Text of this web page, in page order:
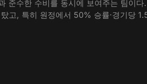
준수한 수비를 동시에 보여주는 팀이다.
, 특히 원정에서 50% 승률·경기당